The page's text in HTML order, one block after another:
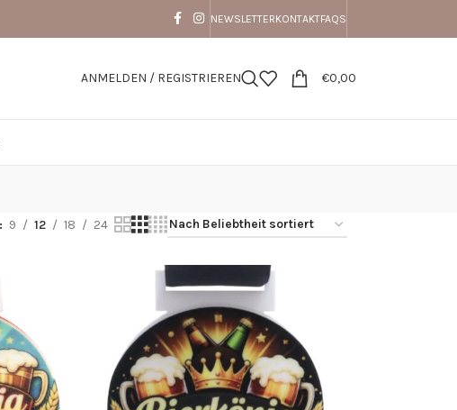
NEWSLETTERKONTAKTFAQS
ANMELDEN / REGISTRIEREN €0,00
9 12 18 24